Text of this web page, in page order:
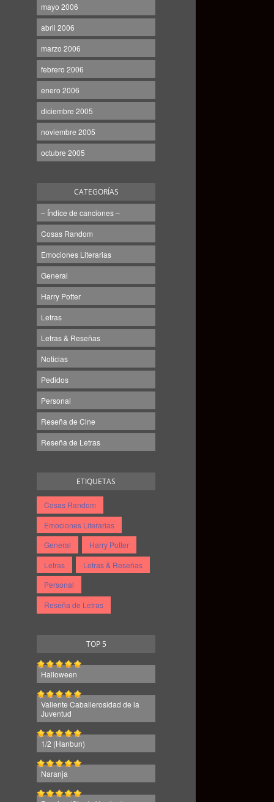
mayo 2006
abril 2006
marzo 2006
febrero 2006
enero 2006
diciembre 2005
noviembre 2005
octubre 2005
CATEGORÍAS
– Índice de canciones –
Cosas Random
Emociones Literarias
General
Harry Potter
Letras
Letras & Reseñas
Noticias
Pedidos
Personal
Reseña de Cine
Reseña de Letras
ETIQUETAS
Cosas Random
Emociones Literarias
General
Harry Potter
Letras
Letras & Reseñas
Personal
Reseña de Letras
TOP 5
Halloween
Valiente Caballerosidad de la
Juventud
1/2 (Hanbun)
Naranja